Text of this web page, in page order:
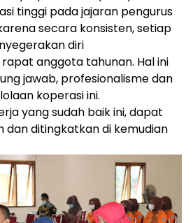
tinggi pada jajaran pengurus
secara konsisten, setiap
diri
anggota tahunan. Hal ini
jawab, profesionalisme dan
koperasi ini.
yang sudah baik ini, dapat
dan ditingkatkan di kemudian